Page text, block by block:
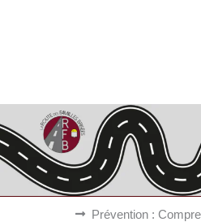
Prévention :